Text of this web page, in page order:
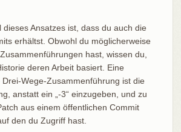
dieses Ansatzes ist, dass du auch die
erhältst. Obwohl du möglicherweise
hast, wissen du,
deren Arbeit basiert. Eine
Wege-Zusammenführung ist die
anstatt ein „-3“ einzugeben, und zu
aus einem öffentlichen Commit
den du Zugriff hast.